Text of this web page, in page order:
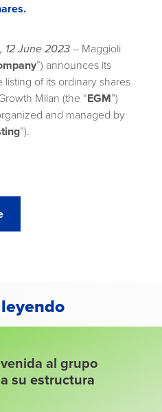
12 June 2023 – Maggioli
”) announces its
of its ordinary shares
Milan (the “EGM”)
and managed by
”).
al grupo
su estructura